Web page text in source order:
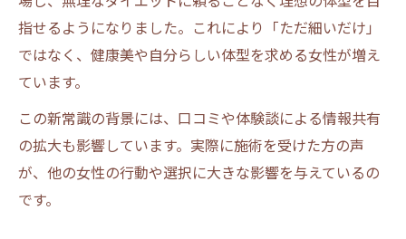
痩身施術でお腹周りが変わる理由と体験例
ダイエット失敗続きでも安心な痩身術
ト
痩身エステがダイエット失敗女性に選ばれ
る理由
指せるようになりました。これにより「ただ細いだけ」
ではなく、健康美や自分らしい体型を求める女性が増え
ています。
この新常識の背景には、口コミや体験談による情報共有
の拡大も影響しています。実際に施術を受けた方の声
が、他の女性の行動や選択に大きな影響を与えているの
です。